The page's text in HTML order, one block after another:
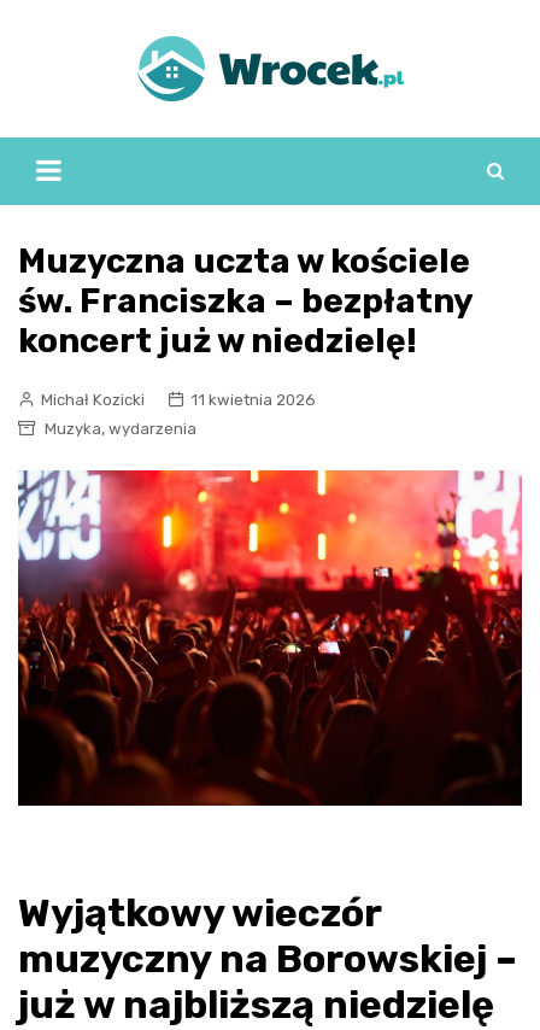
Muzyczna uczta w kościele
św. Franciszka – bezpłatny
koncert już w niedzielę!
Michał Kozicki
11 kwietnia 2026
Muzyka, wydarzenia
Wyjątkowy wieczór
muzyczny na Borowskiej –
już w najbliższą niedzielę